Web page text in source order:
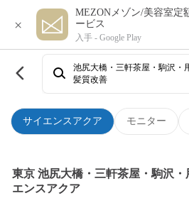
×
MEZONメゾン/美容室定
ービス
入手 - Google Play
サイエンスアクア モニター
髪質改善
東京 池尻大橋・三軒茶屋・駒沢
エンスアクア